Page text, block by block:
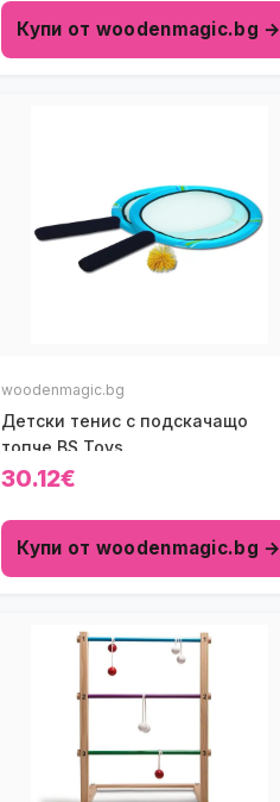
Купи от woodenmagic.bg →
woodenmagic.bg
Детски тенис с подскачащо
топче BS Toys
30.12€
Купи от woodenmagic.bg →